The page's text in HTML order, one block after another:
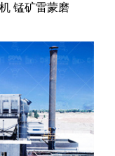
锰矿雷蒙磨